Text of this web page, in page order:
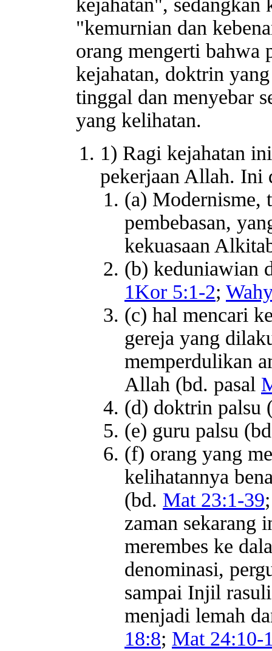
kejahatan", sedangkan
"kemurnian dan
orang mengerti bahwa
kejahatan, doktrin
tinggal dan menyebar
yang kelihatan.
1) Ragi kejahatan
pekerjaan Allah. Ini
(a) Modernisme,
pembebasan,
kekuasaan
(b) keduniawian
1Kor 5:1-2;
(c) hal mencari
gereja yang
memperdulikan
Allah (bd. pasal
(d) doktrin palsu
(e) guru palsu
(f) orang yang
kelihatannya
(bd. Mat 23:1-39
zaman sekarang
merembes ke
denominasi,
sampai Injil
menjadi lemah
18:8; Mat 24:10-